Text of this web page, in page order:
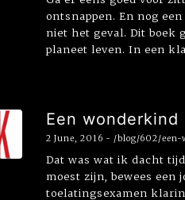
ontsnappen. En nog
niet het geval. Dit boek
planeet leven. In een
Een
2 June, 2016 - /blog/602/
Dat was wat ik dacht
moest zijn, bewees een
toelatingsexamen